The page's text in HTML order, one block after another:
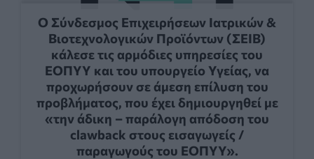
Ο Σύνδεσμος Επιχειρήσεων Ιατρικών &
Βιοτεχνολογικών Προϊόντων (ΣΕΙΒ)
κάλεσε τις αρμόδιες υπηρεσίες του
ΕΟΠΥΥ και του υπουργείο Υγείας, να
προχωρήσουν σε άμεση επίλυση του
προβλήματος, που έχει δημιουργηθεί με
«την άδικη – παράλογη απόδοση του
clawback στους εισαγωγείς /
παραγωγούς του ΕΟΠΥΥ».